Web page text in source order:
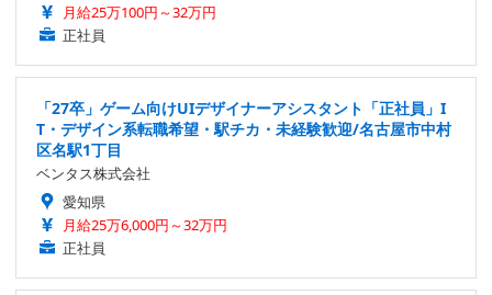
月給25万100円～32万円
正社員
「27卒」ゲーム向けUIデザイナーアシスタント「正社員」I
T・デザイン系転職希望・駅チカ・未経験歓迎/名古屋市中村
区名駅1丁目
ベンタス株式会社
愛知県
月給25万6,000円～32万円
正社員